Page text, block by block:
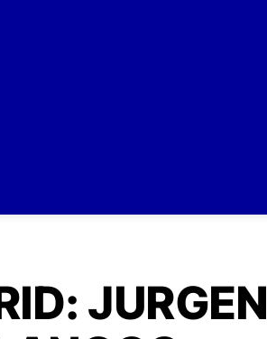
JURGEN